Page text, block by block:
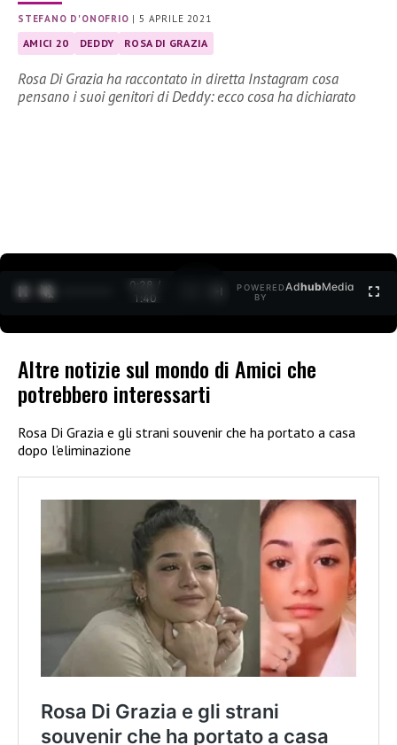
STEFANO D'ONOFRIO |5 APRILE 2021
AMICI 20 DEDDY ROSA DI GRAZIA
Rosa Di Grazia ha raccontato in diretta Instagram cosa
pensano i suoi genitori di Deddy: ecco cosa ha dichiarato
0:28 /
1:40
POWERED
BY
AdhubMedia
Altre notizie sul mondo di Amici che
potrebbero interessarti
Rosa Di Grazia e gli strani souvenir che ha portato a casa
dopo l’eliminazione